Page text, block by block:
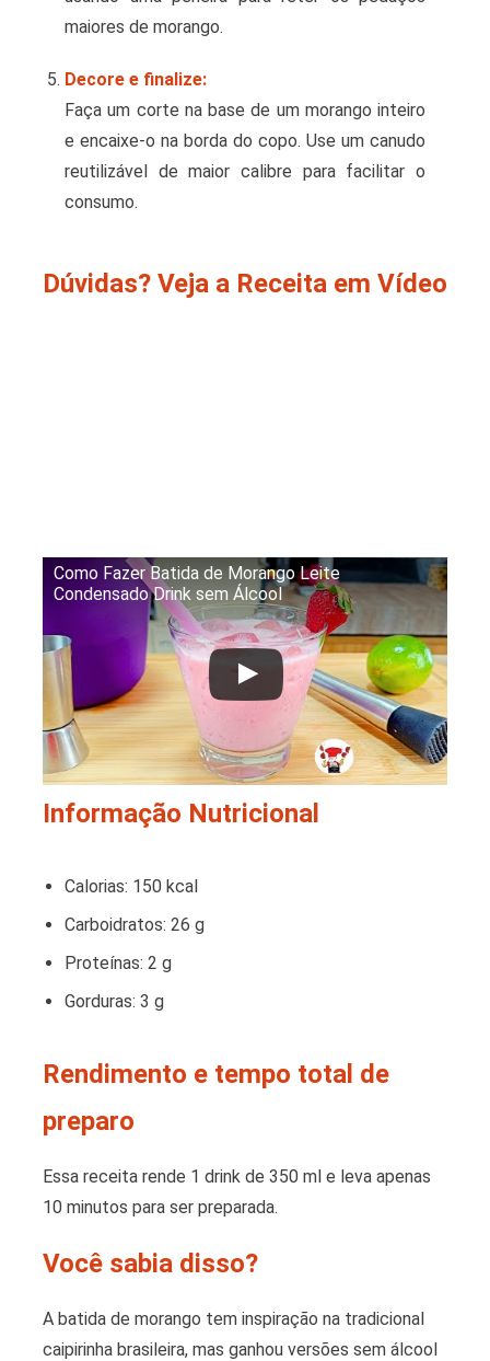
maiores de morango.
Decore e finalize:
Faça um corte na base de um morango inteiro
e encaixe-o na borda do copo. Use um canudo
reutilizável de maior calibre para facilitar o
consumo.
Dúvidas? Veja a Receita em Vídeo
Como Fazer Batida de Morango Leite
Condensado Drink sem Álcool
Informação Nutricional
Calorias: 150 kcal
Carboidratos: 26 g
Proteínas: 2 g
Gorduras: 3 g
Rendimento e tempo total de
preparo
Essa receita rende 1 drink de 350 ml e leva apenas
10 minutos para ser preparada.
Você sabia disso?
A batida de morango tem inspiração na tradicional
caipirinha brasileira, mas ganhou versões sem álcool